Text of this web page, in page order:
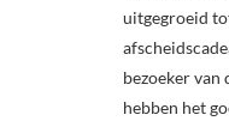
uitgegroeid
bezoeker van
hebben het